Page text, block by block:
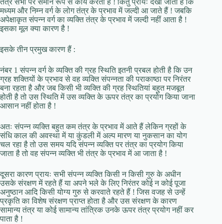
तंत्र सभी पर समान रूप से कार्य करता है ! किंतु प्रायः देखा जाता है कि
मध्यम और निम्न वर्ग के लोग तंत्र के प्रभाव में जल्दी आ जाते हैं ! जबकि
अपेक्षाकृत संपन्न वर्ग का व्यक्ति तंत्र के प्रभाव में जल्दी नहीं आता है !
इसका मूल क्या कारण है !
इसके तीन प्रमुख कारण हैं :
नंबर 1 संपन्न वर्ग के व्यक्ति की ग्रह स्थिति इतनी प्रबल होती है कि उन
ग्रह शक्तियों के प्रभाव से वह व्यक्ति संपन्नता की पराकाष्ठा पर निरंतर
बना रहता है और जब किसी भी व्यक्ति की ग्रह स्थितियां बहुत मजबूत
होती है तो उस स्थिति में उस व्यक्ति के ऊपर तंत्र का प्रयोग किया जाना
आसान नहीं होता है !
अतः संपन्न व्यक्ति बहुत कम तंत्र के प्रभाव में आते हैं लेकिन ग्रहों के
संधि काल की अवस्था में या कुंडली में अल्प मारण या नुकसान का योग
चल रहा है तो उस समय यदि संपन्न व्यक्ति पर तंत्र का प्रयोग किया
जाता है तो वह संपन्न व्यक्ति भी तंत्र के प्रभाव में आ जाता है !
दूसरा कारण प्रायः सभी संपन्न व्यक्ति किसी न किसी गुरु के अधीन
उसके संरक्षण में रहते हैं या अपने भले के लिए निरंतर कोई न कोई पूजा
अनुष्ठान आदि किसी योग्य गुरु से करवाते रहते हैं ! जिस वजह से उन्हें
प्रकृति का विशेष संरक्षण प्राप्त होता है और उस संरक्षण के कारण
सामान्य तंत्र या कोई सामान्य तांत्रिक उनके ऊपर तंत्र प्रयोग नहीं कर
पाता है !